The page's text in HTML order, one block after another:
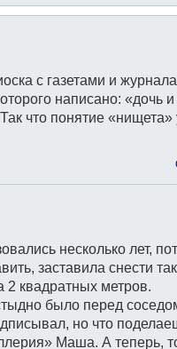
с газетами и
написано: «дочь
что понятие «нищета»
несколько лет,
заставила снести
2 квадратных метров.
было перед
но что
Маша. А теперь,